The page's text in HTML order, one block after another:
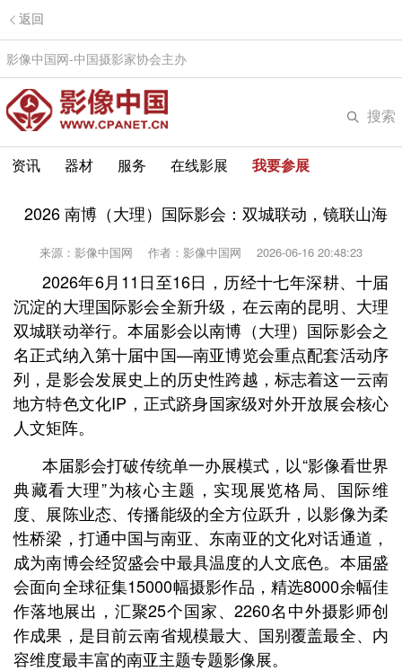
返回
影像中国网-中国摄影家协会主办
搜索
资讯 器材 服务 在线影展 我要参展
2026 南博（大理）国际影会：双城联动，镜联山海
来源：影像中国网 作者：影像中国网 2026-06-16 20:48:23
2026年6月11日至16日，历经十七年深耕、十届
沉淀的大理国际影会全新升级，在云南的昆明、大理
双城联动举行。本届影会以南博（大理）国际影会之
名正式纳入第十届中国—南亚博览会重点配套活动序
列，是影会发展史上的历史性跨越，标志着这一云南
地方特色文化IP，正式跻身国家级对外开放展会核心
人文矩阵。
本届影会打破传统单一办展模式，以“影像看世界
典藏看大理”为核心主题，实现展览格局、国际维
度、展陈业态、传播能级的全方位跃升，以影像为柔
性桥梁，打通中国与南亚、东南亚的文化对话通道，
成为南博会经贸盛会中最具温度的人文底色。本届盛
会面向全球征集15000幅摄影作品，精选8000余幅佳
作落地展出，汇聚25个国家、2260名中外摄影师创
作成果，是目前云南省规模最大、国别覆盖最全、内
容维度最丰富的南亚主题专题影像展。